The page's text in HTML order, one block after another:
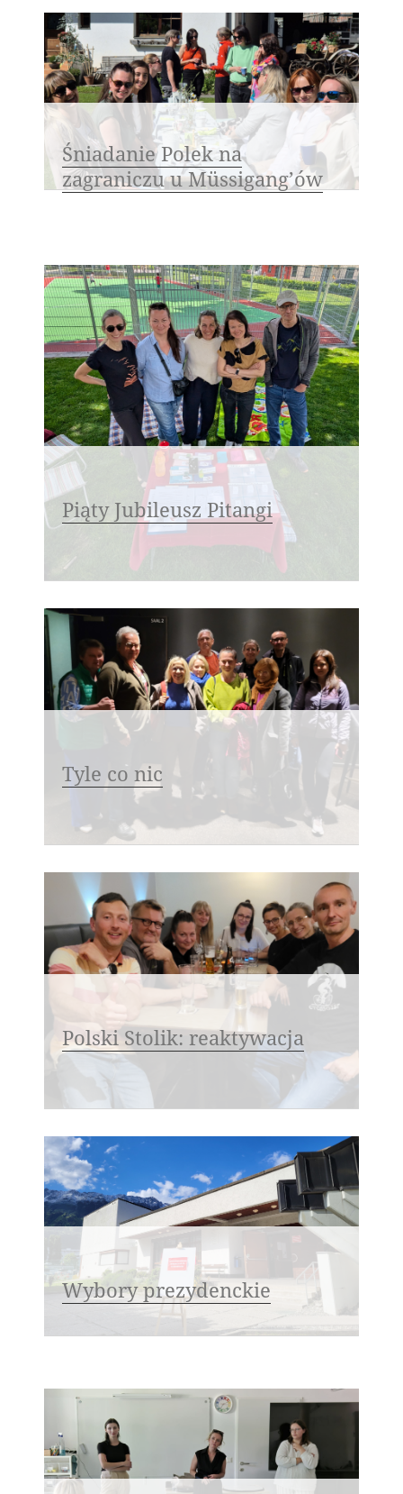
Śniadanie Polek na
zagraniczu u Müssigang’ów
Piąty Jubileusz Pitangi
Tyle co nic
Polski Stolik: reaktywacja
Wybory prezydenckie